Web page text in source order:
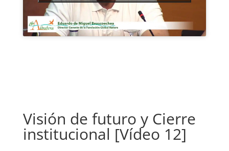
Visión de futuro y Cierre
institucional [Vídeo 12]